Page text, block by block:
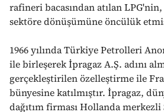
rafineri bacasından atılan
sektöre dönüşümüne öncülük
1966 yılında Türkiye Petrolleri
ile birleşerek İpragaz A.Ş. adını
gerçekleştirilen özelleştirme ile
bünyesine katılmıştır. İpragaz,
dağıtım firması Hollanda